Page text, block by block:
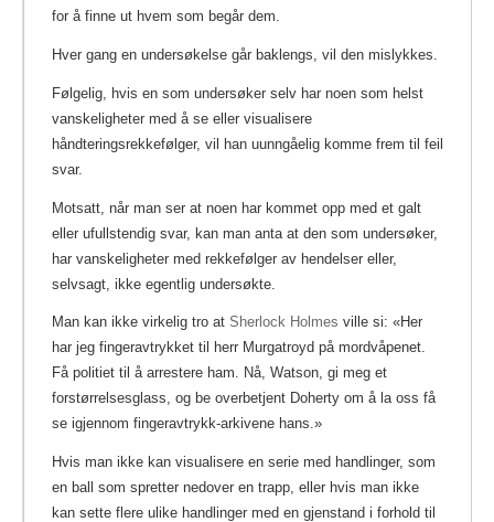
for å finne ut hvem som begår dem.
Hver gang en undersøkelse går baklengs, vil den mislykkes.
Følgelig, hvis en som undersøker selv har noen som helst
vanskeligheter med å se eller visualisere
håndteringsrekkefølger, vil han uunngåelig komme frem til feil
svar.
Motsatt, når man ser at noen har kommet opp med et galt
eller ufullstendig svar, kan man anta at den som undersøker,
har vanskeligheter med rekkefølger av hendelser eller,
selvsagt, ikke egentlig undersøkte.
Man kan ikke virkelig tro at Sherlock Holmes ville si: «Her
har jeg fingeravtrykket til herr Murgatroyd på mordvåpenet.
Få politiet til å arrestere ham. Nå, Watson, gi meg et
forstørrelsesglass, og be overbetjent Doherty om å la oss få
se igjennom fingeravtrykk-arkivene hans.»
Hvis man ikke kan visualisere en serie med handlinger, som
en ball som spretter nedover en trapp, eller hvis man ikke
kan sette flere ulike handlinger med en gjenstand i forhold til